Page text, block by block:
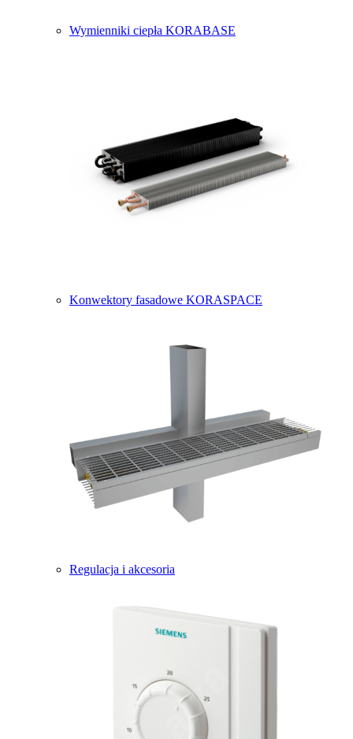
Wymienniki ciepła KORABASE
Konwektory fasadowe KORASPACE
Regulacja i akcesoria